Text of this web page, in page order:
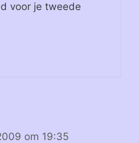
voor je tweede
om 19:35